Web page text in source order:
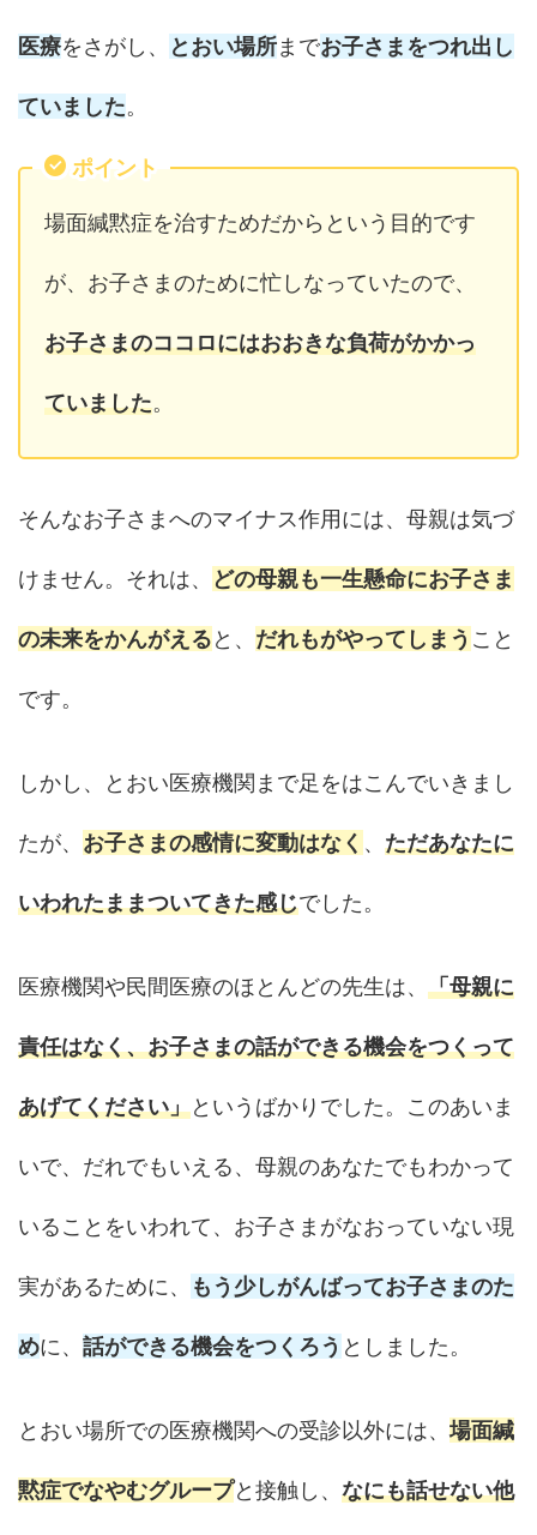
医療をさがし、 とおい場所までお子さまをつれ出し
ていました。
ポイント
場面緘黙症を治すためだからという目的です
が、お子さまのために忙しなっていたので、
お子さまのココロにはおおきな負荷がかかっ
ていました。
そんなお子さまへのマイナス作用には、母親は気づ
けません。それは、 どの母親も一生懸命にお子さま
の未来をかんがえると、 だれもがやってしまう こと
です。
しかし、とおい医療機関まで足をはこんでいきまし
たが、 お子さまの感情に変動はなく 、 ただあなたに
いわれたままついてきた感じでした。
医療機関や民間医療のほとんどの先生は、 「母親に
責任はなく、お子さまの話ができる機会をつくって
あげてください」というばかりでした。このあいま
いで、だれでもいえる、母親のあなたでもわかって
いることをいわれて、お子さまがなおっていない現
実があるために、 もう少しがんばってお子さまのた
めに、 話ができる機会をつくろう としました。
とおい場所での医療機関への受診以外には、場面緘
黙症でなやむグループと接触し、 なにも話せない他